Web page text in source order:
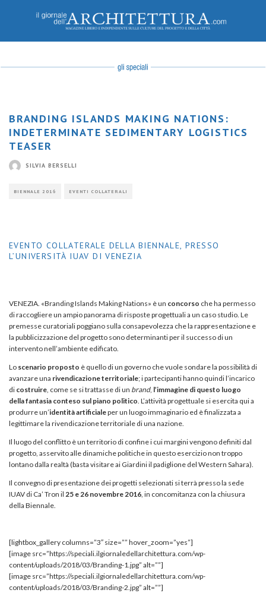
BRANDING ISLANDS MAKING NATIONS:
INDETERMINATE SEDIMENTARY LOGISTICS
TEASER
SILVIA BERSELLI
BIENNALE 2016 EVENTI COLLATERALI
EVENTO COLLATERALE DELLA BIENNALE, PRESSO
L’UNIVERSITÀ IUAV DI VENEZIA
VENEZIA. «Branding Islands Making Nations» è un concorso che ha permesso
di raccogliere un ampio panorama di risposte progettuali a un caso studio. Le
premesse curatoriali poggiano sulla consapevolezza che la rappresentazione e
la pubblicizzazione del progetto sono determinanti per il successo di un
intervento nell’ambiente edificato.
Lo scenario proposto è quello di un governo che vuole sondare la possibilità di
avanzare una rivendicazione territoriale; i partecipanti hanno quindi l’incarico
di costruire , come se si trattasse di un brand, l’immagine di questo luogo
della fantasia conteso sul piano politico . L’attività progettuale si esercita qui a
produrre un’identità artificialeper un luogo immaginario ed è finalizzata a
legittimare la rivendicazione territoriale di una nazione.
Il luogo del conflitto è un territorio di confine i cui margini vengono definiti dal
progetto, asservito alle dinamiche politiche in questo esercizio non troppo
lontano dalla realtà (basta visitare ai Giardini il padiglione del Western Sahara).
Il convegno di presentazione dei progetti selezionati si terrà presso la sede
IUAV di Ca’ Tron il 25 e 26 novembre 2016 , in concomitanza con la chiusura
della Biennale.
[lightbox_gallery columns=”3″ size=”” hover_zoom=”yes”]
[image src=”https://speciali.ilgiornaledellarchitettura.com/wp-
content/uploads/2018/03/Branding-1.jpg” alt=””]
[image src=”https://speciali.ilgiornaledellarchitettura.com/wp-
content/uploads/2018/03/Branding-2.jpg” alt=””]